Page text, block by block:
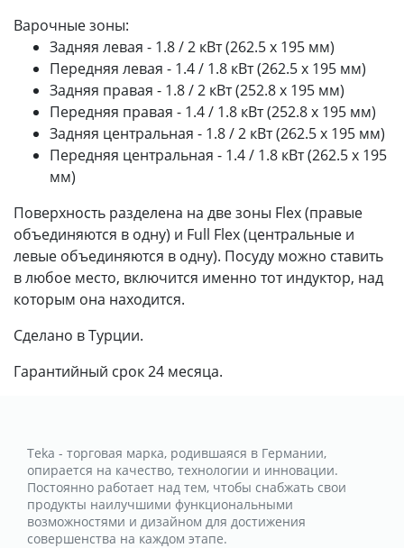
Варочные зоны:
Задняя левая - 1.8 / 2 кВт (262.5 x 195 мм)
Передняя левая - 1.4 / 1.8 кВт (262.5 x 195 мм)
Задняя правая - 1.8 / 2 кВт (252.8 x 195 мм)
Передняя правая - 1.4 / 1.8 кВт (252.8 x 195 мм)
Задняя центральная - 1.8 / 2 кВт (262.5 x 195 мм)
Передняя центральная - 1.4 / 1.8 кВт (262.5 x 195
мм)
Поверхность разделена на две зоны Flex (правые
объединяются в одну) и Full Flex (центральные и
левые объединяются в одну). Посуду можно ставить
в любое место, включится именно тот индуктор, над
которым она находится.
Сделано в Турции.
Гарантийный срок 24 месяца.
Teka - торговая марка, родившаяся в Германии,
опирается на качество, технологии и инновации.
Постоянно работает над тем, чтобы снабжать свои
продукты наилучшими функциональными
возможностями и дизайном для достижения
совершенства на каждом этапе.